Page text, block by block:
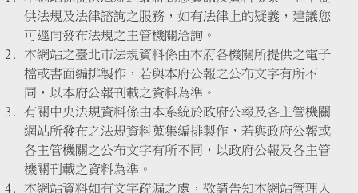
供法規及法律諮詢之服務，如有法律上的疑義，建議您
可逕向發布法規之主管機關洽詢。
本網站之臺北市法規資料係由本府各機關所提供之電子
檔或書面編排製作，若與本府公報之公布文字有所不
同，以本府公報刊載之資料為準。
有關中央法規資料係由本系統於政府公報及各主管機關
網站所發布之法規資料蒐集編排製作，若與政府公報或
各主管機關之公布文字有所不同，以政府公報及各主管
機關刊載之資料為準。
本網站資料如有文字疏漏之處，敬請告知本網站管理人